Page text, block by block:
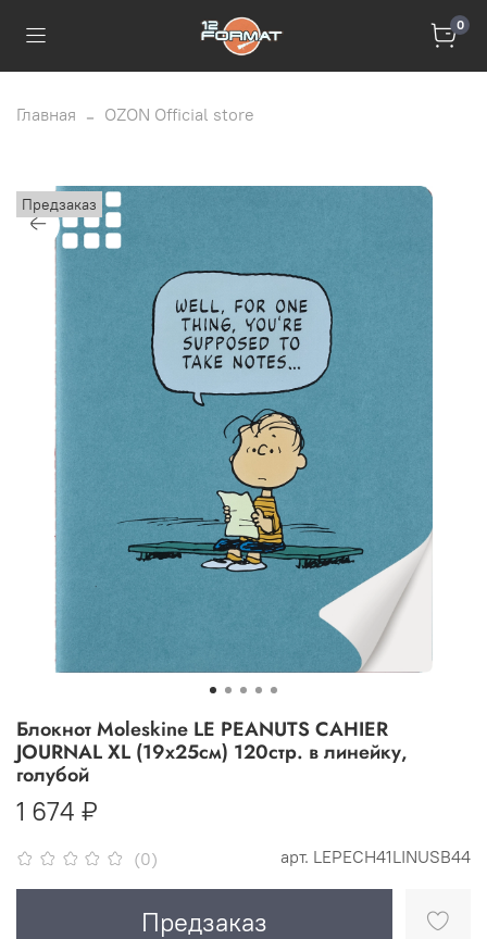
0
Главная OZON Official store
Предзаказ
(0) арт. LEPECH41LINUSB44
Блокнот Moleskine LE PEANUTS CAHIER
JOURNAL XL (19x25см) 120стр. в линейку,
голубой
1 674 ₽
Предзаказ